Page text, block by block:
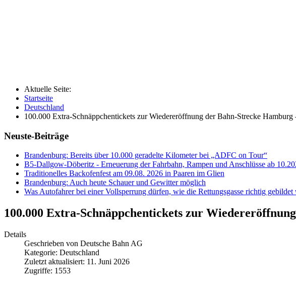
Aktuelle Seite:
Startseite
Deutschland
100.000 Extra-Schnäppchentickets zur Wiedereröffnung der Bahn-Strecke
Neuste-Beiträge
Brandenburg: Bereits über 10.000 geradelte Kilometer bei „ADFC on Tour“
B5-Dallgow-Döberitz - Erneuerung der Fahrbahn, Rampen und Anschlüsse ab
Traditionelles Backofenfest am 09.08. 2026 in Paaren im Glien
Brandenburg: Auch heute Schauer und Gewitter möglich
Was Autofahrer bei einer Vollsperrung dürfen, wie die Rettungsgasse richtig
100.000 Extra-Schnäppchentickets zur
Details
Geschrieben von Deutsche Bahn AG
Kategorie: Deutschland
Zuletzt aktualisiert: 11. Juni 2026
Zugriffe: 1553